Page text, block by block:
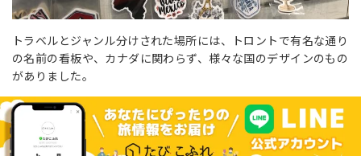
トラベルとジャンル分けされた場所には、トロントで有名な通り
の名前の看板や、カナダに関わらず、様々な国のデザインのもの
がありました。